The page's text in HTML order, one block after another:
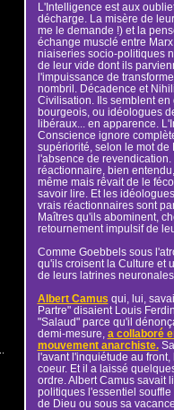
L'Intelligence est aux
décharge. La misère de
me le demande !) et la
échange musclé entre
niaiseries socio-politiques
de leur vide dont ils
l'impuissance de
nombril. Décadence et
Civilisation. Ils semblent
bourgeois, ou idéologues
libéraux... en apparence.
Conscience ignore
supériorité, selon le mot de
l'absence de
réactionnaire, bien
même mais rêvait de le
savoir lire. Et les
vrais réactionnaires sont
Maîtres qu'ils abominent,
retournement impulsif de
Comme Goebbels sous
qu'ils croisent la Culture et
de leurs latrines
Albert Camus qui, lui,
Partre" disaient Louis
"Salaud" parce qu'il
demi-mesure, a collaboré
mouvement anarchiste.Sa
l'avant l'inquiétude au
coeur. Et il a laissé
ordre. Albert Camus savait
politiques l'essentiel
de Dieu ou sous sa